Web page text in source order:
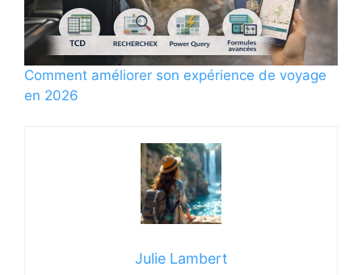
Comment améliorer son expérience de voyage
en 2026
Julie Lambert